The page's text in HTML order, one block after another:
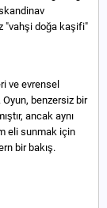
"vahşi doğa kaşifi"
ve evrensel
benzersiz bir
ancak aynı
eli sunmak için
bir bakış.